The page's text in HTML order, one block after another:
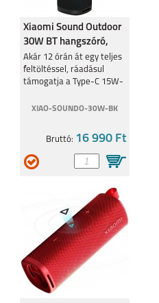
Xiaomi Sound Outdoor
30W BT hangszóró,
Fekete QBH4261
Akár 12 órán át egy teljes
feltöltéssel, ráadásul
támogatja a Type-C 15W-
XIAO-SOUNDO-30W-BK
Bruttó: 16 990 Ft